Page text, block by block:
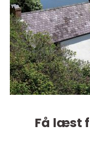
Få læst